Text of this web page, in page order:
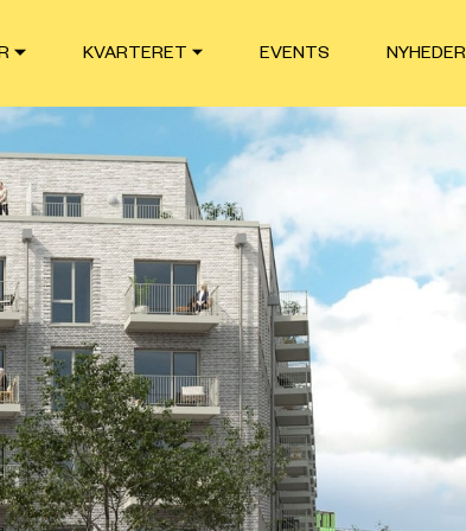
KVARTERET EVENTS NYHEDER